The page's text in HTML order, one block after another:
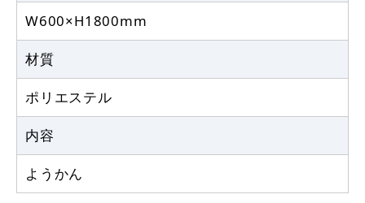
W600×H1800mm
材質
ポリエステル
内容
ようかん